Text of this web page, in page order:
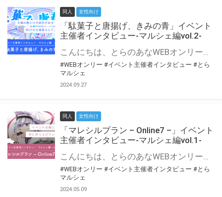
同人 女性向け
「駄菓子と唐揚げ、きみの青」イベント
主催者インタビュー-マルシェ編vol.2-
こんにちは、とらのあなWEBオンリー運営スタッフです。 新たにお届けする、イベント主催者インタビュー-マルシェ編-は、 とらのあなWEBオンリー「マルシェ」をご利用の主催様に 「マルシェ」を使ってイベントを開催した感想や心がけをお聞きする企画です。 今回は、WEBオンリー初開催「駄菓子と唐揚げ、きみの青」より、 主催のぎこ六屋様にお話を伺いました。 協力：ぎこ六屋様／イベント公式Twitter（@krkgwks） とらのあなWEBオンリー「マルシェ」とは？ WEBオンリーでリアルタイムでコミュニケーションがとれるオンライン会場です。
#WEBオンリー #イベント主催者インタビュー #とら
マルシェ
2024.09.27
同人 女性向け
「マレシルプラン – Online7 –」イベント
主催者インタビュー-マルシェ編vol.1-
こんにちは、とらのあなWEBオンリー運営スタッフです。 新たにお届けする、イベント主催者インタビュー-マルシェ編-は、 とらのあなWEBオンリー「マルシェ」をご利用した主催様に 「マルシェ」を使って開催した感想や心がけをお聞きする企画です。 今回は、WEBオンリー開催7回目迎えた「マレシルプラン – Online7 –」より、 主催の玉川うた様にお話を伺いました。 ▼マレシルプランのインタビュー前回記事 「イベント主催者インタビュー vol.6」はこちら 協力：玉川うた様（マレシルプラン実行委員会 代表）／イベント公式Twitter（@mallesil_plan） とらのあなWEBオンリー「マルシェ」とは？ WEBオンリーでリアルタイムでコミュニケーションがとれるオンライン会場です。
#WEBオンリー #イベント主催者インタビュー #とら
マルシェ
2024.05.09